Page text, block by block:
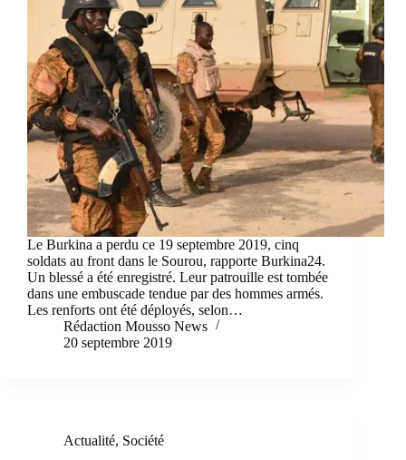
Le Burkina a perdu ce 19 septembre 2019, cinq
soldats au front dans le Sourou, rapporte Burkina24.
Un blessé a été enregistré. Leur patrouille est tombée
dans une embuscade tendue par des hommes armés.
Les renforts ont été déployés, selon…
Rédaction Mousso News
20 septembre 2019
Actualité, Société